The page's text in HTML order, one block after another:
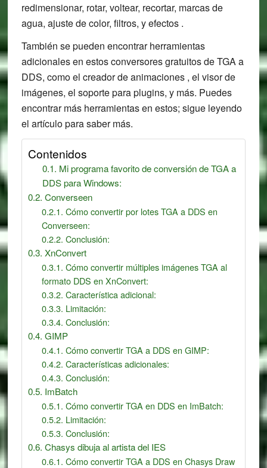
redimensionar, rotar, voltear, recortar, marcas de
agua, ajuste de color, filtros, y efectos .
También se pueden encontrar herramientas
adicionales en estos conversores gratuitos de TGA a
DDS, como el creador de animaciones , el visor de
imágenes, el soporte para plugins, y más. Puedes
encontrar más herramientas en estos; sigue leyendo
el artículo para saber más.
Contenidos
Mi programa favorito de conversión de TGA a
DDS para Windows:
Converseen
Cómo convertir por lotes TGA a DDS en
Converseen:
Conclusión:
XnConvert
Cómo convertir múltiples imágenes TGA al
formato DDS en XnConvert:
Característica adicional:
Limitación:
Conclusión:
GIMP
Cómo convertir TGA a DDS en GIMP:
Características adicionales:
Conclusión:
ImBatch
Cómo convertir TGA en DDS en ImBatch:
Limitación:
Conclusión:
Chasys dibuja al artista del IES
Cómo convertir TGA a DDS en Chasys Draw